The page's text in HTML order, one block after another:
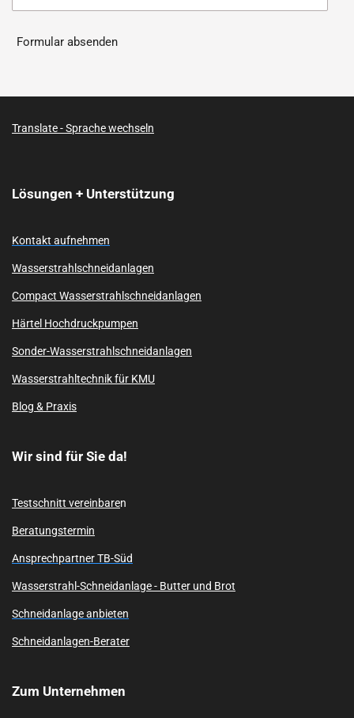
Formular absenden
Translate - Sprache wechseln
Lösungen + Unterstützung
Kontakt aufnehmen
Wasserstrahlschneidanlagen
Compact Wasserstrahlschneidanlagen
Härtel Hochdruckpumpen
Sonder-Wasserstrahlschneidanlagen
Wasserstrahltechnik für KMU
Blog & Praxis
Wir sind für Sie da!
Testschnitt vereinbaren
Beratungstermin
Ansprechpartner TB-Süd
Wasserstrahl-Schneidanlage - Butter und Brot
Schneidanlage anbieten
Schneidanlagen-Berater
Zum Unternehmen